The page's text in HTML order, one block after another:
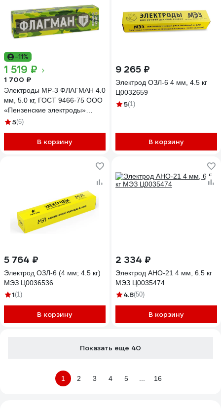
-11%
1 519 ₽
1 700 ₽
Электроды МР-3 ФЛАГМАН 4.0
мм, 5.0 кг, ГОСТ 9466-75 ООО
«Пензенские электроды»
00000005252
5(6)
В корзину
9 265 ₽
Электрод ОЗЛ-6 4 мм, 4.5 кг
Ц0032659
5(1)
В корзину
5 764 ₽
Электрод ОЗЛ-6 (4 мм; 4.5 кг)
МЭЗ Ц0036536
1(1)
В корзину
2 334 ₽
Электрод АНО-21 4 мм, 6.5 кг
МЭЗ Ц0035474
4.8(50)
В корзину
Показать еще 40
1 2 3 4 5 16